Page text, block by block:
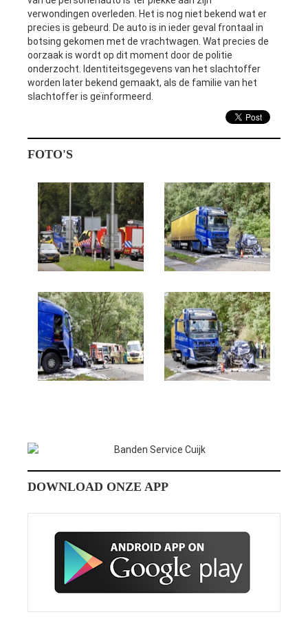
verwondingen overleden. Het is nog niet bekend wat er
precies is gebeurd. De auto is in ieder geval frontaal in
botsing gekomen met de vrachtwagen. Wat precies de
oorzaak is wordt op dit moment door de politie
onderzocht. Identiteitsgegevens van het slachtoffer
worden later bekend gemaakt, als de familie van het
slachtoffer is geïnformeerd.
FOTO'S
DOWNLOAD ONZE APP